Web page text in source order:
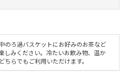
のろ過バスケットにお好みのお茶など
しみください。冷たいお飲み物、温か
ちらでもご利用いただけます。